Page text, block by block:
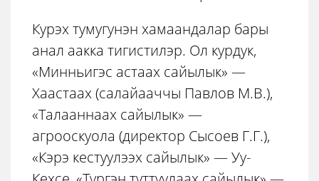
Курэх тумугунэн хамаандалар бары
анал аакка тигистилэр. Ол курдук,
«Минньигэс астаах сайылык» —
Хаастаах (салайааччы Павлов М.В.),
«Талааннаах сайылык» —
агрооскуола (директор Сысоев Г.Г.),
«Кэрэ кестуулээх сайылык» — Уу-